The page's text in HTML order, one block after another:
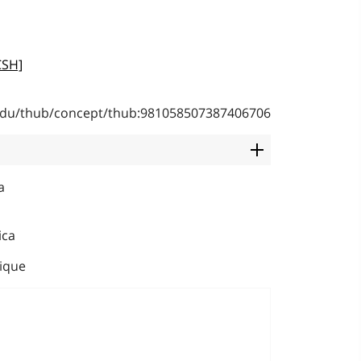
thub/concept/thub:981058507387406706